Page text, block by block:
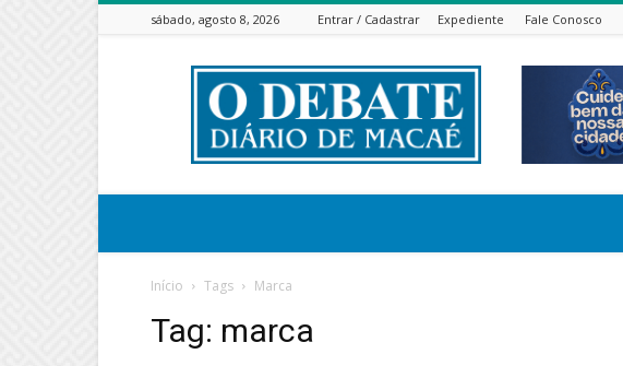
sábado, agosto 8, 2026 Entrar / Cadastrar Expediente Fale Conosco
ODEBATEON
Início Tags Marca
Tag: marca